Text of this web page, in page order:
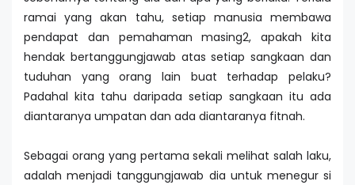
ramai yang akan tahu, setiap manusia membawa
pendapat dan pemahaman masing2, apakah kita
hendak bertanggungjawab atas setiap sangkaan dan
tuduhan yang orang lain buat terhadap pelaku?
Padahal kita tahu daripada setiap sangkaan itu ada
diantaranya umpatan dan ada diantaranya fitnah.
Sebagai orang yang pertama sekali melihat salah laku,
adalah menjadi tanggungjawab dia untuk menegur si